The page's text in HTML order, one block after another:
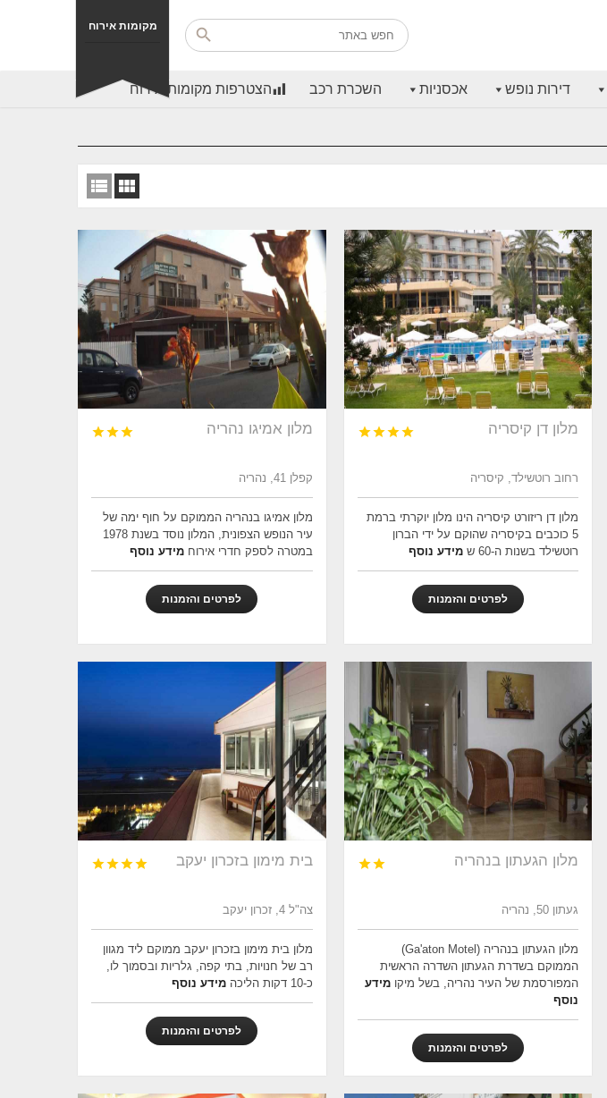
מקומות אירוח
דירות נופש אכסניות השכרת רכב הצטרפות מקומות אירוח
מלון דן קיסריה 



רחוב רוטשילד, קיסריה
מלון דן ריזורט קיסריה הינו מלון יוקרתי ברמת
5 כוכבים בקיסריה שהוקם על ידי הברון
רוטשילד בשנות ה-60 ש
מידע נוסף
לפרטים והזמנות
מלון אמיגו נהריה 


קפלן 41, נהריה
מלון אמיגו בנהריה הממוקם על חוף ימה של
עיר הנופש הצפונית, המלון נוסד בשנת 1978
במטרה לספק חדרי אירוחמידע נוסף
לפרטים והזמנות
מלון הגעתון בנהריה 

געתון 50, נהריה
מלון הגעתון בנהריה (Ga'aton Motel)
הממוקם בשדרת הגעתון השדרה הראשית
המפורסמת של העיר נהריה, בשל מיקו מידע
נוסף
לפרטים והזמנות
בית מימון בזכרון יעקב 



צה"ל 4, זכרון יעקב
מלון בית מימון בזכרון יעקב ממוקם ליד מגוון
רב של חנויות, בתי קפה, גלריות ובסמוך לו,
כ-10 דקות הליכה
מידע נוסף
לפרטים והזמנות